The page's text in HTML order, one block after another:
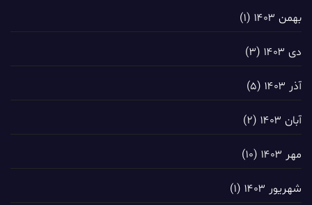
بهمن ۱۴۰۳ (۱)
دی ۱۴۰۳ (۳)
آذر ۱۴۰۳ (۵)
آبان ۱۴۰۳ (۲)
مهر ۱۴۰۳ (۱۰)
شهریور ۱۴۰۳ (۱)